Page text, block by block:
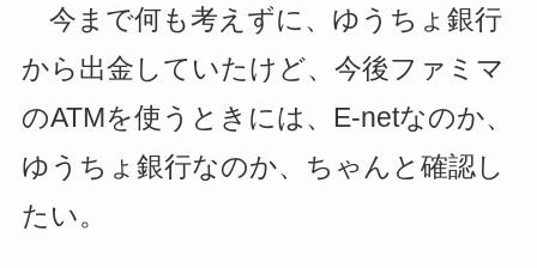
今まで何も考えずに、ゆうちょ銀行
から出金していたけど、今後ファミマ
のATMを使うときには、E-netなのか、
ゆうちょ銀行なのか、ちゃんと確認し
たい。